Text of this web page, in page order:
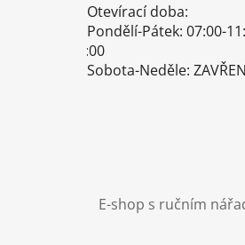
Otevírací doba:
Pondělí-Pátek: 07:00-
16:00
Sobota-Neděle:
E-shop s ručním